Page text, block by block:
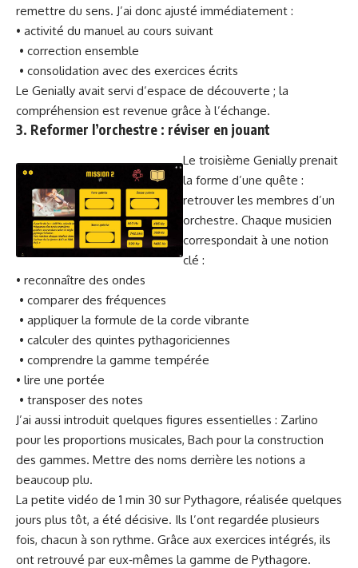
remettre du sens. J’ai donc ajusté immédiatement :
• activité du manuel au cours suivant
• correction ensemble
• consolidation avec des exercices écrits
Le Genially avait servi d’espace de découverte ; la
compréhension est revenue grâce à l’échange.
3. Reformer l’orchestre : réviser en jouant
Le troisième Genially prenait
la forme d’une quête :
retrouver les membres d’un
orchestre. Chaque musicien
correspondait à une notion
clé :
• reconnaître des ondes
• comparer des fréquences
• appliquer la formule de la corde vibrante
• calculer des quintes pythagoriciennes
• comprendre la gamme tempérée
• lire une portée
• transposer des notes
J’ai aussi introduit quelques figures essentielles : Zarlino
pour les proportions musicales, Bach pour la construction
des gammes. Mettre des noms derrière les notions a
beaucoup plu.
La petite vidéo de 1 min 30 sur Pythagore, réalisée quelques
jours plus tôt, a été décisive. Ils l’ont regardée plusieurs
fois, chacun à son rythme. Grâce aux exercices intégrés, ils
ont retrouvé par eux‑mêmes la gamme de Pythagore.